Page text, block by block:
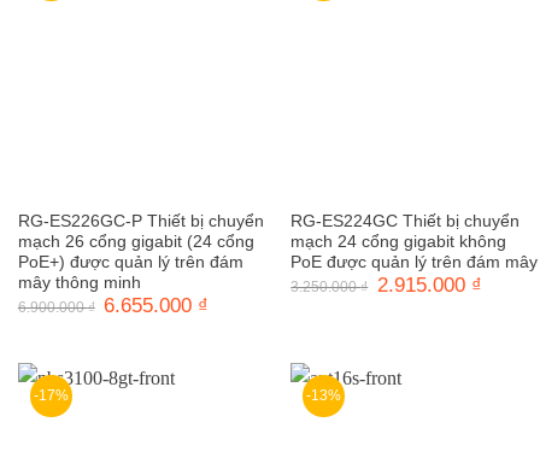
RG-ES226GC-P Thiết bị chuyển
mạch 26 cổng gigabit (24 cổng
PoE+) được quản lý trên đám
mây thông minh
6.900.000₫ Giá
6.655.000 ₫
6.655.000 ₫.
RG-ES224GC Thiết bị chuyển
mạch 24 cổng gigabit không
PoE được quản lý trên đám mây
3.250.000₫
Giá
2.915.000 ₫
-17% -13%